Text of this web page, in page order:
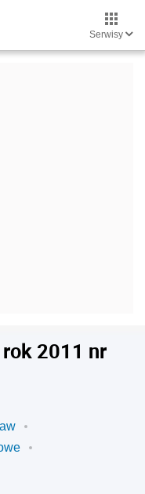
Serwisy
2011 nr